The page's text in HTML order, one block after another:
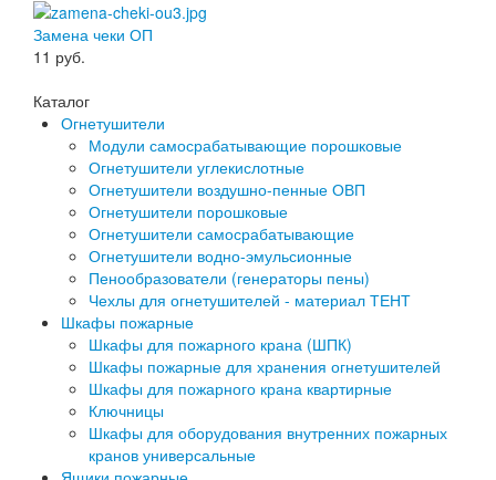
Замена чеки ОП
11 руб.
Каталог
Огнетушители
Модули самосрабатывающие порошковые
Огнетушители углекислотные
Огнетушители воздушно-пенные ОВП
Огнетушители порошковые
Огнетушители самосрабатывающие
Огнетушители водно-эмульсионные
Пенообразователи (генераторы пены)
Чехлы для огнетушителей - материал ТЕНТ
Шкафы пожарные
Шкафы для пожарного крана (ШПК)
Шкафы пожарные для хранения огнетушителей
Шкафы для пожарного крана квартирные
Ключницы
Шкафы для оборудования внутренних пожарных
кранов универсальные